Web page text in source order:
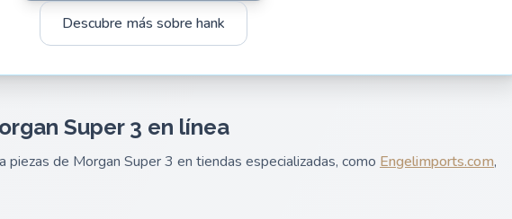
Descubre más sobre hank
Super 3 en línea
de Morgan Super 3 en tiendas especializadas, como Engelimports.com,